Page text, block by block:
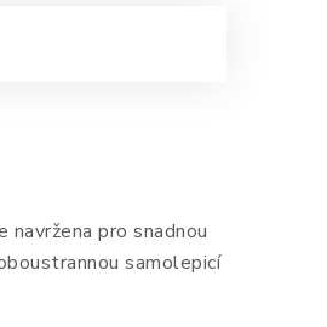
pro snadnou
samolepicí